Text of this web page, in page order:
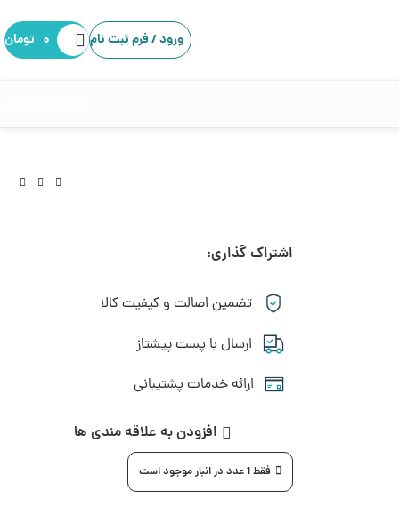
ورود / فرم ثبت نام ۰ تومان
اشتراک گذاری:
تضمین اصالت و کیفیت کالا
ارسال با پست پیشتاز
ارائه خدمات پشتیبانی
افزودن به علاقه مندی ها
فقط 1 عدد در انبار موجود است